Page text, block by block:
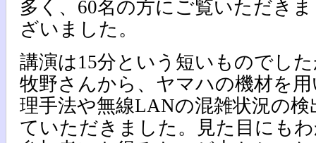
多く、60名の方にご覧いただき
ざいました。
講演は15分という短いものでし
牧野さんから、ヤマハの機材を
理手法や無線LANの混雑状況の
ていただきました。見た目にも